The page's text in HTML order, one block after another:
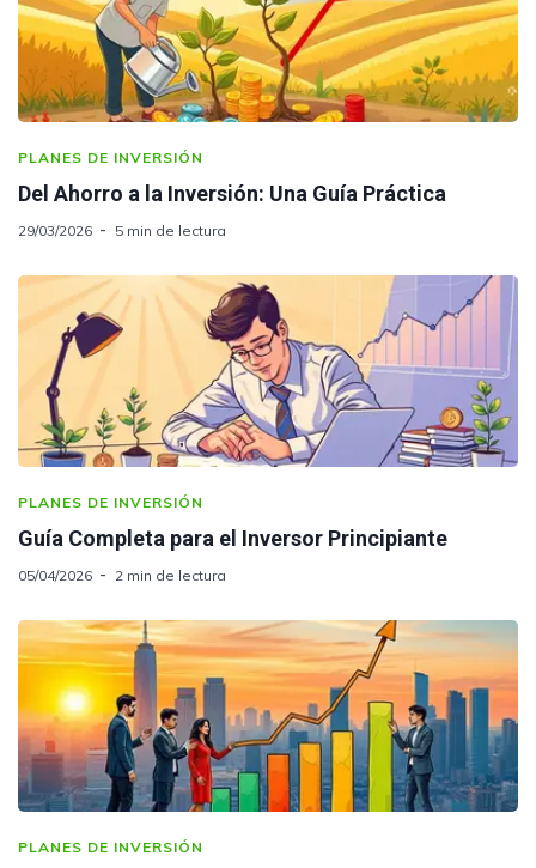
PLANES DE INVERSIÓN
Del Ahorro a la Inversión: Una Guía Práctica
29/03/2026 5 min de lectura
PLANES DE INVERSIÓN
Guía Completa para el Inversor Principiante
05/04/2026 2 min de lectura
PLANES DE INVERSIÓN